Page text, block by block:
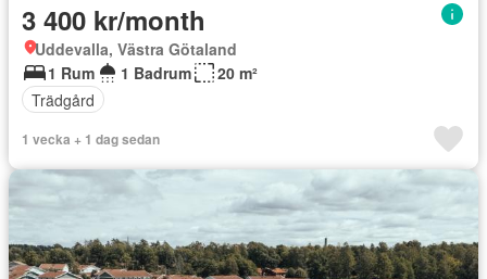
3 400 kr/month
Uddevalla, Västra Götaland
1 Rum
1 Badrum
20 m²
Trädgård
1 vecka + 1 dag sedan